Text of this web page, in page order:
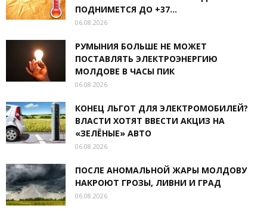
ПОДНИМЕТСЯ ДО +37...
06.08.2026
РУМЫНИЯ БОЛЬШЕ НЕ МОЖЕТ
ПОСТАВЛЯТЬ ЭЛЕКТРОЭНЕРГИЮ
МОЛДОВЕ В ЧАСЫ ПИК
06.08.2026
КОНЕЦ ЛЬГОТ ДЛЯ ЭЛЕКТРОМОБИЛЕЙ?
ВЛАСТИ ХОТЯТ ВВЕСТИ АКЦИЗ НА
«ЗЕЛЁНЫЕ» АВТО
06.08.2026
ПОСЛЕ АНОМАЛЬНОЙ ЖАРЫ МОЛДОВУ
НАКРОЮТ ГРОЗЫ, ЛИВНИ И ГРАД
06.08.2026